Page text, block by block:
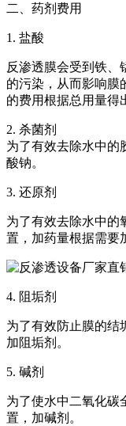
二、药剂费用
1. 盐酸
反渗透膜会受到铁、
的污染，从而影响膜
的费用根据总用量得
2. 杀菌剂
为了有效去除水中的
酸钠。
3. 还原剂
为了有效去除水中的
置，加药量根据需要
4. 阻垢剂
为了有效防止膜的结
加阻垢剂。
5. 碱剂
为了使水中二氧化碳
置，加碱剂。